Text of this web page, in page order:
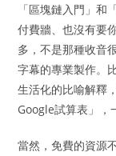
「區塊鏈入門」和
付費牆、也沒有要
多，不是那種收音
字幕的專業製作。
生活化的比喻解釋
Google試算表」，
當然，免費的資源